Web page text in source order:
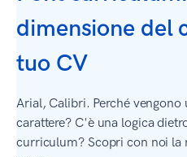
dimensione del
tuo CV
Arial, Calibri. Perché
carattere? C'è una logica
curriculum? Scopri con noi la